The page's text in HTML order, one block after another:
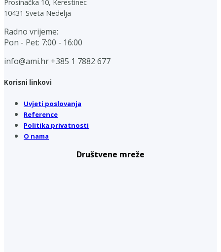
Prosinačka 10, Kerestinec
10431 Sveta Nedelja
Radno vrijeme:
Pon - Pet: 7:00 - 16:00
info@ami.hr +385 1 7882 677
Korisni linkovi
Uvjeti poslovanja
Reference
Politika privatnosti
O nama
Društvene mreže